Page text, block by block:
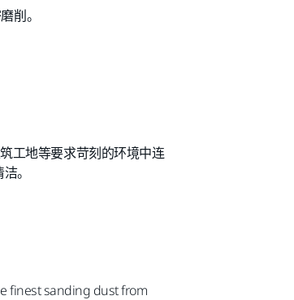
削。
工地等要求苛刻的环境中连
。
finest sanding dust from